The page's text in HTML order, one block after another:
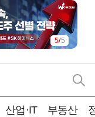
5/5
산업·IT 부동산